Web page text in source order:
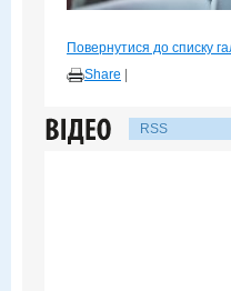
Повернутися до списку
Share
RSS